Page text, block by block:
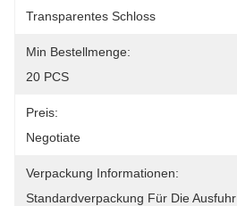
Transparentes Schloss
Min Bestellmenge:
20 PCS
Preis:
Negotiate
Verpackung Informationen:
Standardverpackung Für Die Ausfuhr